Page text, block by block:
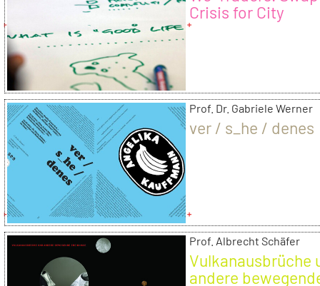
Crisis for City
Prof. Dr. Gabriele Werner
ver / s_he / denes
Prof. Albrecht Schäfer
Vulkanausbrüche
andere